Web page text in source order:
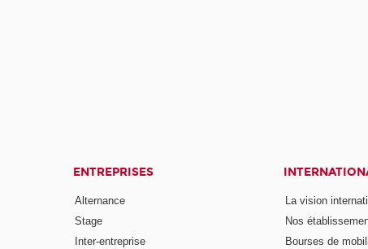
ENTREPRISES
Alternance
Stage
Inter-entreprise
La vision
Nos
Bourses de